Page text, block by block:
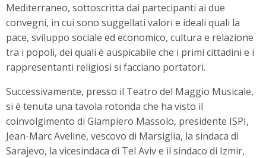
Mediterraneo, sottoscritta dai partecipanti ai due
convegni, in cui sono suggellati valori e ideali quali la
pace, sviluppo sociale ed economico, cultura e relazione
tra i popoli, dei quali è auspicabile che i primi cittadini e i
rappresentanti religiosi si facciano portatori.
Successivamente, presso il Teatro del Maggio Musicale,
si è tenuta una tavola rotonda che ha visto il
coinvolgimento di Giampiero Massolo, presidente ISPI,
Jean-Marc Aveline, vescovo di Marsiglia, la sindaca di
Sarajevo, la vicesindaca di Tel Aviv e il sindaco di Izmir,